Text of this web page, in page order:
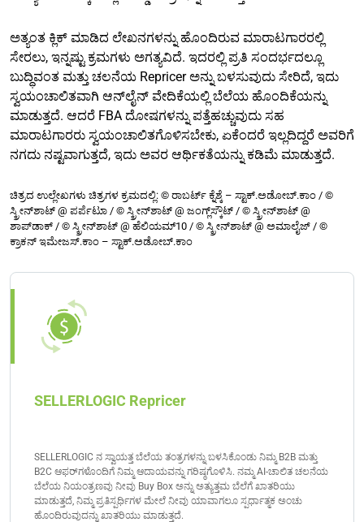
ಅತ್ಯಂತ ಕ್ಲಿಕ್ ಮಾಡಿದ ಲೇಖನಗಳನ್ನು ಹೊಂದಿರುವ ಮಾರಾಟಗಾರರಲ್ಲಿ
ಸೇರಲು, ಇನ್ನಷ್ಟು ಕ್ರಮಗಳು ಅಗತ್ಯವಿದೆ. ಇದರಲ್ಲಿ ಪ್ರತಿ ಸಂದರ್ಭದಲ್ಲೂ
ಬುದ್ಧಿವಂತ ಮತ್ತು ಚಲನೆಯ Repricer ಅನ್ನು ಬಳಸುವುದು ಸೇರಿದೆ, ಇದು
ಸ್ವಯಂಚಾಲಿತವಾಗಿ ಆನ್‌ಲೈನ್ ವೇದಿಕೆಯಲ್ಲಿ ಬೆಲೆಯ ಹೊಂದಿಕೆಯನ್ನು
ಮಾಡುತ್ತದೆ. ಆದರೆ FBA ದೋಷಗಳನ್ನು ಪತ್ತೆಹಚ್ಚುವುದು ಸಹ
ಮಾರಾಟಗಾರರು ಸ್ವಯಂಚಾಲಿತಗೊಳಿಸಬೇಕು, ಏಕೆಂದರೆ ಇಲ್ಲದಿದ್ದರೆ ಅವರಿಗೆ
ನಗದು ನಷ್ಟವಾಗುತ್ತದೆ, ಇದು ಅವರ ಆರ್ಥಿಕತೆಯನ್ನು ಕಡಿಮೆ ಮಾಡುತ್ತದೆ.
ಚಿತ್ರದ ಉಲ್ಲೇಖಗಳು ಚಿತ್ರಗಳ ಕ್ರಮದಲ್ಲಿ: © ರಾಬರ್ಟ್ ಕ್ನೆಶ್ಕೆ – ಸ್ಟಾಕ್.ಅಡೋಬ್.ಕಾಂ / ©
ಸ್ಕ್ರೀನ್‌ಶಾಟ್ @ ಪರ್ಪೆಟುಾ / © ಸ್ಕ್ರೀನ್‌ಶಾಟ್ @ ಜಂಗ್ಲ್‌ಸ್ಕೌಟ್ / © ಸ್ಕ್ರೀನ್‌ಶಾಟ್ @
ಶಾಪ್‌ಡಾಕ್ / © ಸ್ಕ್ರೀನ್‌ಶಾಟ್ @ ಹೆಲಿಯಮ್10 / © ಸ್ಕ್ರೀನ್‌ಶಾಟ್ @ ಅಮಾಲೈಜ್ / ©
ಕ್ರಾಕನ್ ಇಮೇಜಸ್.ಕಾಂ – ಸ್ಟಾಕ್.ಅಡೋಬ್.ಕಾಂ
SELLERLOGIC Repricer
SELLERLOGIC ನ ಸ್ವಾಯತ್ತ ಬೆಲೆಯ ತಂತ್ರಗಳನ್ನು ಬಳಸಿಕೊಂಡು ನಿಮ್ಮ B2B ಮತ್ತು
B2C ಆಫರ್‌ಗಳೊಂದಿಗೆ ನಿಮ್ಮ ಆದಾಯವನ್ನು ಗರಿಷ್ಠಗೊಳಿಸಿ. ನಮ್ಮ AI-ಚಾಲಿತ ಚಲನೆಯ
ಬೆಲೆಯ ನಿಯಂತ್ರಣವು ನೀವು Buy Box ಅನ್ನು ಅತ್ಯುತ್ತಮ ಬೆಲೆಗೆ ಖಾತರಿಯು
ಮಾಡುತ್ತದೆ, ನಿಮ್ಮ ಪ್ರತಿಸ್ಪರ್ಧಿಗಳ ಮೇಲೆ ನೀವು ಯಾವಾಗಲೂ ಸ್ಪರ್ಧಾತ್ಮಕ ಅಂಚು
ಹೊಂದಿರುವುದನ್ನು ಖಾತರಿಯು ಮಾಡುತ್ತದೆ.